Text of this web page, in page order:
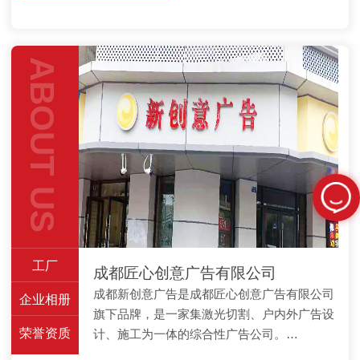
ABOUT US
工厂
企业相册
荣誉资质
成都匠心创意广告有限公司
成都新创意广告是成都匠心创意广告有限公司
旗下品牌，是一家集激光切割、户内外广告设
计、施工为一体的综合性广告公司。…